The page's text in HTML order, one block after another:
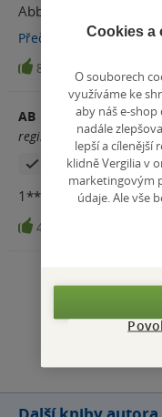
Abbie si mě získal a
nemůže věřit ani
Přečíst
8
AB
registrovaný uživatel
Zakoupil produkt
1***
4
Cookies a
O souborech
využíváme ke
aby náš e-
nadále
lepší a cílenější
klidně Vergilia v
marketingovým
údaje. Ale vše